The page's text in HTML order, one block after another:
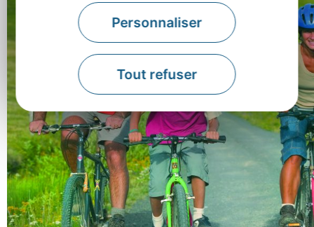
Personnaliser
Tout refuser